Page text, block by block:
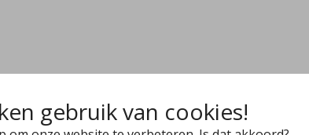
gebruik van cookies!